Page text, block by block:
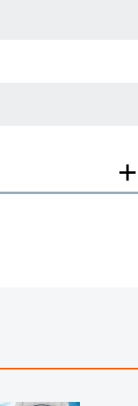
店頭処理との時間差で在庫